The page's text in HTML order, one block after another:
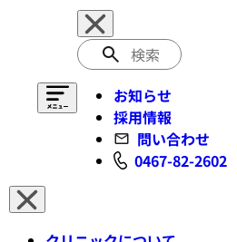
検
索
お知らせ
採用情報
問い合わせ
0467-82-2602